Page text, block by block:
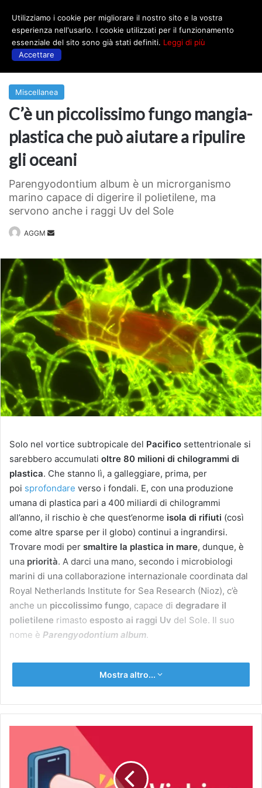
Miscellanea
C’è un piccolissimo fungo mangia-
plastica che può aiutare a ripulire
gli oceani
Parengyodontium album è un microrganismo
marino capace di digerire il polietilene, ma
servono anche i raggi Uv del Sole
AGGM
Invia
Solo nel vortice subtropicale del Pacifico settentrionale si
sarebbero accumulati oltre 80 milioni di chilogrammi di
plastica. Che stanno lì, a galleggiare, prima, per
poi sprofondare verso i fondali. E, con una produzione
umana di plastica pari a 400 miliardi di chilogrammi
all’anno, il rischio è che quest’enorme isola di rifiuti (così
come altre sparse per il globo) continui a ingrandirsi.
Trovare modi per smaltire la plastica in mare, dunque, è
una priorità. A darci una mano, secondo i microbiologi
marini di una collaborazione internazionale coordinata dal
Royal Netherlands Institute for Sea Research (Nioz), c’è
anche un piccolissimo fungo, capace di degradare il
polietilene rimasto esposto ai raggi Uv del Sole. Il suo
nome è Parengyodontium album.
Un fungo demolitore
alla scienza. In passato, per esempio, è
conservazione di reperti museali
processi di deterioramento. Prelevando campioni di
di plastica
dall’isola del vortice subtropicale del Pacifico
settentrionale, i ricercatori del Nioz e i loro collaboratori
Mostra altro...
telefonata
Utilizziamo i cookie per migliorare il nostro sito e la vostra
esperienza nell'usarlo. I cookie utilizzati per il funzionamento
essenziale del sito sono già stati definiti. Leggi di più
Accettare